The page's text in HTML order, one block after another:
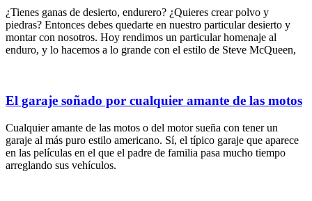
¿Tienes ganas de desierto, endurero? ¿Quieres crear polvo y
piedras? Entonces debes quedarte en nuestro particular desierto y
montar con nosotros. Hoy rendimos un particular homenaje al
enduro, y lo hacemos a lo grande con el estilo de Steve McQueen,
El garaje soñado por cualquier amante de las motos
Cualquier amante de las motos o del motor sueña con tener un
garaje al más puro estilo americano. Sí, el típico garaje que aparece
en las películas en el que el padre de familia pasa mucho tiempo
arreglando sus vehículos.